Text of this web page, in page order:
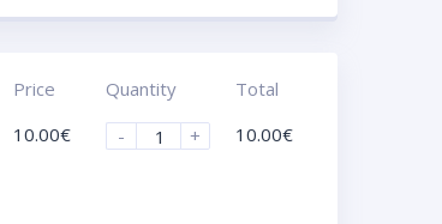
Price
10.00€
Quantity
-
+
Total
10.00€